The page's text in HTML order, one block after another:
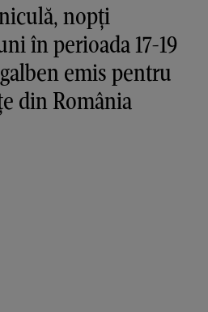
nopți
în perioada 17-19
emis pentru
din România